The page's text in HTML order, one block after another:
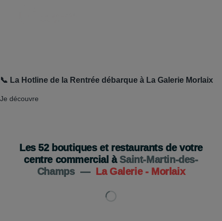
📞 La Hotline de la Rentrée débarque à La Galerie Morlaix
Je découvre
Les52boutiques et restaurants de votre
centre commercial à Saint-Martin-des-
Champs — La Galerie - Morlaix